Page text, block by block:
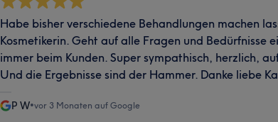
Habe bisher verschiedene Behandlungen machen
Kosmetikerin. Geht auf alle Fragen und Bedürfnisse
immer beim Kunden. Super sympathisch, herzlich,
Und die Ergebnisse sind der Hammer. Danke liebe
P W•vor 3 Monaten auf Google